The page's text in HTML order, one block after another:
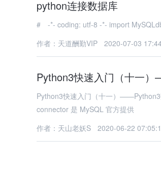
python连接数据库
作者：天道酬勤VIP
2020-07-03
Python3快速入门（十一
Python3快速入门（十一）
connector 是 MySQL 官方提供
作者：天山老妖S
2020-06-22